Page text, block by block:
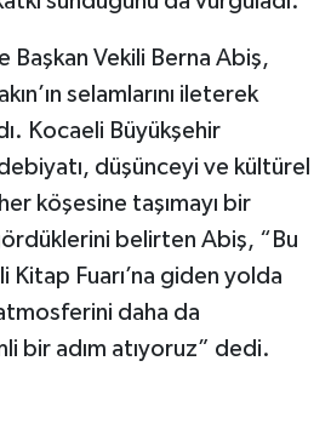
Başkan Vekili Berna Abiş,
selamlarını ileterek
Kocaeli Büyükşehir
düşünceyi ve kültürel
köşesine taşımayı bir
belirten Abiş, “Bu
Kitap Fuarı’na giden yolda
daha da
bir adım atıyoruz” dedi.